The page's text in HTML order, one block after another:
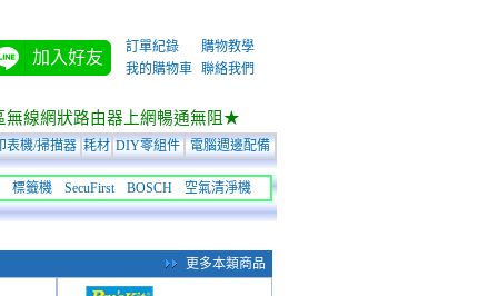
加入好友
訂單紀錄
購物教學
我的購物車
聯絡我們
線網狀路由器上網暢通無阻★
表機/掃描器 耗材 DIY零組件 電腦週邊配備
標籤機 SecuFirst BOSCH 空氣清淨機
更多本類商品